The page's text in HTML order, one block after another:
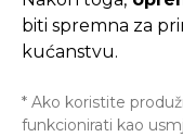
biti spremna za
kućanstvu.
* Ako koristite
funkcionirati kao